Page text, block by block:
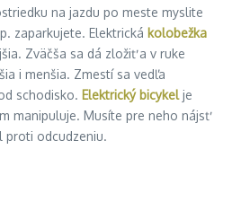
na jazdu po meste myslite
zaparkujete. Elektrická kolobežka
Zväčša sa dá zložiť a v ruke
i menšia. Zmestí sa vedľa
schodisko. Elektrický bicykelje
manipuluje. Musíte pre neho nájsť
proti odcudzeniu.